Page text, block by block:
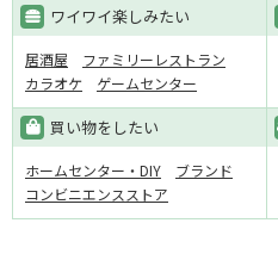
ワイワイ楽しみたい
居酒屋
ファミリーレストラン
カラオケ
ゲームセンター
買い物をしたい
ホームセンター・DIY
ブランド
コンビニエンスストア